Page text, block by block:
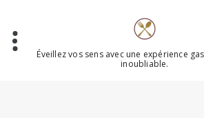
contenu
Éveillez vos sens avec une expérience
inoubliable.